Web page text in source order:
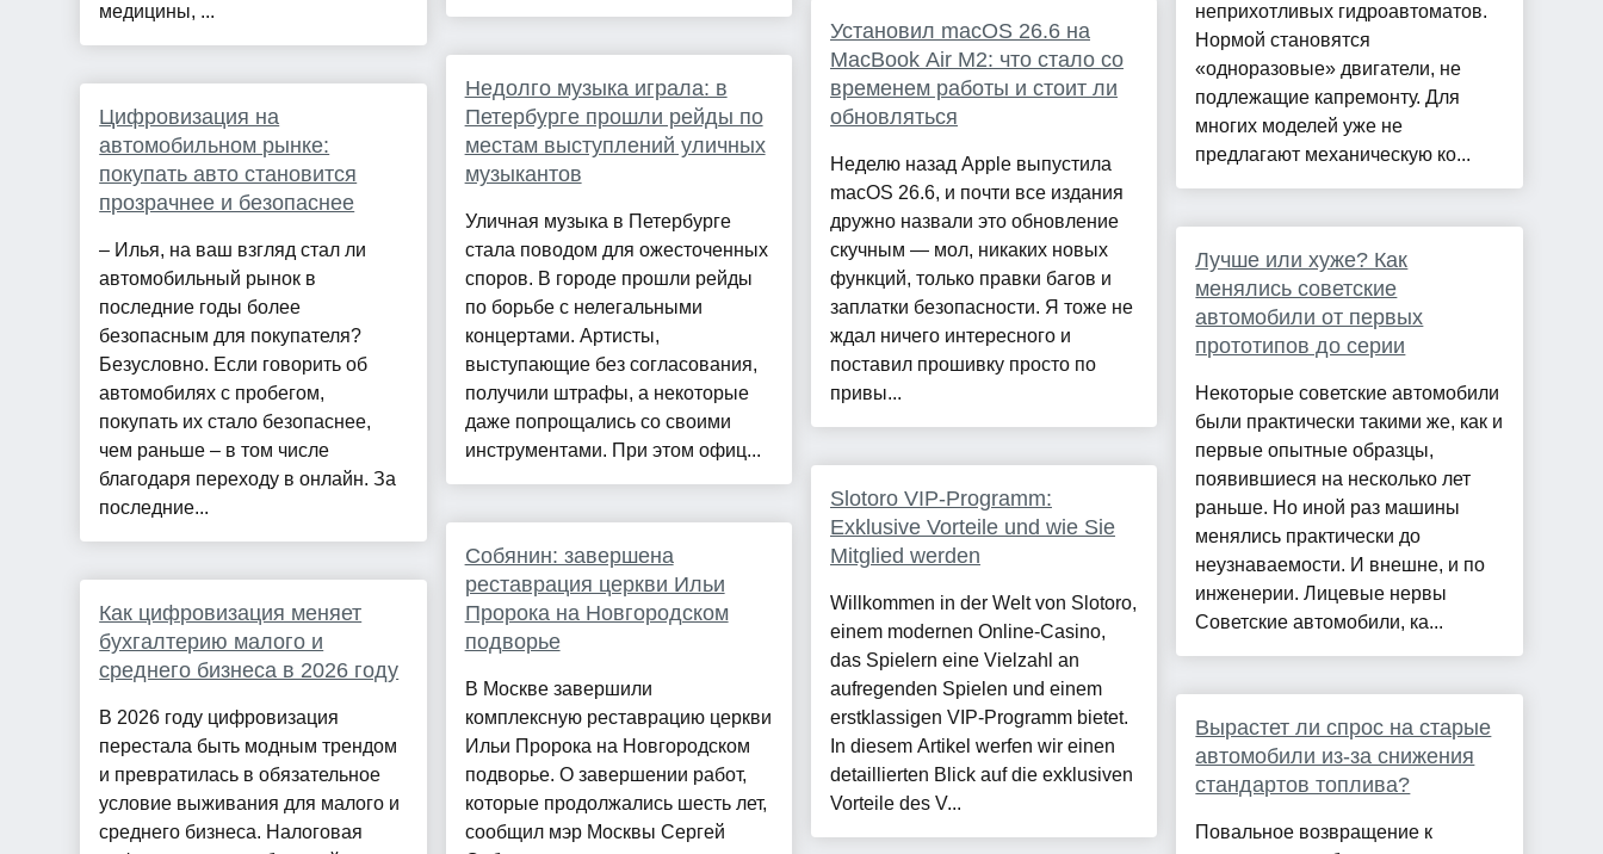
медицины, ...
Цифровизация на
автомобильном рынке:
покупать авто становится
прозрачнее и безопаснее
– Илья, на ваш взгляд стал ли
автомобильный рынок в
последние годы более
безопасным для покупателя?
Безусловно. Если говорить об
автомобилях с пробегом,
покупать их стало безопаснее,
чем раньше – в том числе
благодаря переходу в онлайн. За
последние...
Как цифровизация меняет
бухгалтерию малого и
среднего бизнеса в 2026 году
В 2026 году цифровизация
перестала быть модным трендом
и превратилась в обязательное
условие выживания для малого и
среднего бизнеса. Налоговая
Недолго музыка играла: в
Петербурге прошли рейды по
местам выступлений уличных
музыкантов
Уличная музыка в Петербурге
стала поводом для ожесточенных
споров. В городе прошли рейды
по борьбе с нелегальными
концертами. Артисты,
выступающие без согласования,
получили штрафы, а некоторые
даже попрощались со своими
инструментами. При этом офиц...
Собянин: завершена
реставрация церкви Ильи
Пророка на Новгородском
подворье
В Москве завершили
комплексную реставрацию церкви
Ильи Пророка на Новгородском
подворье. О завершении работ,
которые продолжались шесть лет,
сообщил мэр Москвы Сергей
Установил macOS 26.6 на
MacBook Air M2: что стало со
временем работы и стоит ли
обновляться
Неделю назад Apple выпустила
macOS 26.6, и почти все издания
дружно назвали это обновление
скучным — мол, никаких новых
функций, только правки багов и
заплатки безопасности. Я тоже не
ждал ничего интересного и
поставил прошивку просто по
привы...
Slotoro VIP-Programm:
Exklusive Vorteile und wie Sie
Mitglied werden
Willkommen in der Welt von Slotoro,
einem modernen Online-Casino,
das Spielern eine Vielzahl an
aufregenden Spielen und einem
erstklassigen VIP-Programm bietet.
In diesem Artikel werfen wir einen
detaillierten Blick auf die exklusiven
Vorteile des V...
неприхотливых гидроавтоматов.
Нормой становятся
«одноразовые» двигатели, не
подлежащие капремонту. Для
многих моделей уже не
предлагают механическую ко...
Лучше или хуже? Как
менялись советские
автомобили от первых
прототипов до серии
Некоторые советские автомобили
были практически такими же, как и
первые опытные образцы,
появившиеся на несколько лет
раньше. Но иной раз машины
менялись практически до
неузнаваемости. И внешне, и по
инженерии. Лицевые нервы
Советские автомобили, ка...
Вырастет ли спрос на старые
автомобили из-за снижения
стандартов топлива?
Повальное возвращение к